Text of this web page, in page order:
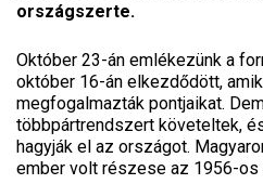
országszerte.
Október 23-án emlékezünk a
október 16-án elkezdődött,
megfogalmazták pontjaikat.
többpártrendszert követeltek,
hagyják el az országot.
ember volt részese az 1956-os